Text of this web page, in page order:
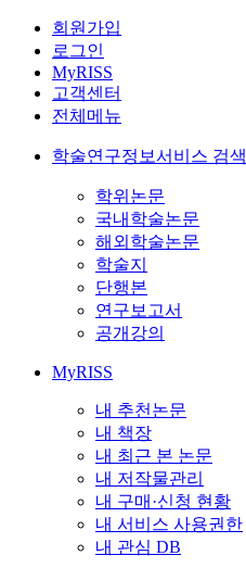
회원가입
로그인
MyRISS
고객센터
전체메뉴
학술연구정보서비스 검색
학위논문
국내학술논문
해외학술논문
학술지
단행본
연구보고서
공개강의
MyRISS
내 추천논문
내 책장
내 최근 본 논문
내 저작물관리
내 구매·신청 현황
내 서비스 사용권한
내 관심 DB